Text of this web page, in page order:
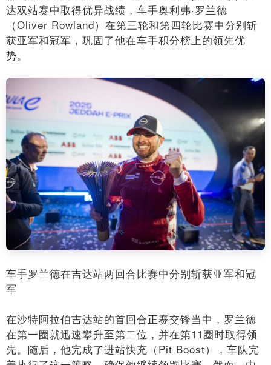
达双站赛中取得优异战绩，车手奥利弗·罗兰德
（Oliver Rowland）在第三轮和第四轮比赛中分别斩
获亚军和冠军，巩固了他在车手积分榜上的领先优
势。
车手罗兰德在吉达站两回合比赛中分别斩获亚军和冠
军
在沙特阿拉伯吉达站的首回合正赛交锋当中，罗兰德
在第一圈就迅速攀升至第二位，并在第11圈时取得领
先。随后，他完成了进站快充（Pit Boost），车队完